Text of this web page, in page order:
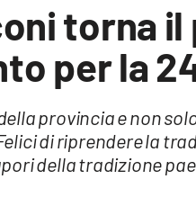
torna
per la
provincia e non
di riprendere la
della tradizione